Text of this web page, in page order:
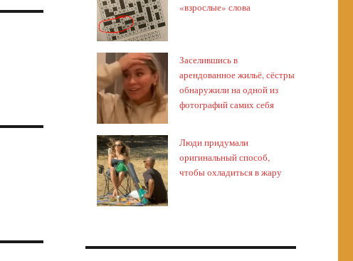
«взрослые» слова
Заселившись в
арендованное жильё, сёстры
обнаружили на одной из
фотографий самих себя
Люди придумали
оригинальный способ,
чтобы охладиться в жару